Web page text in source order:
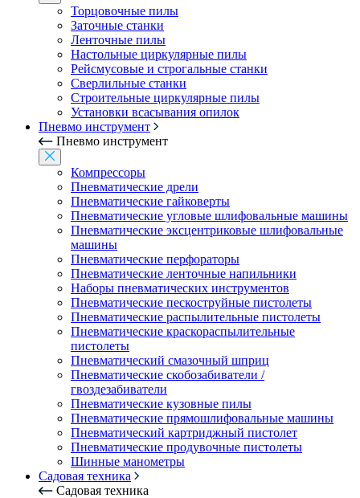
Торцовочные пилы
Заточные станки
Ленточные пилы
Настольные циркулярные пилы
Рейсмусовые и строгальные станки
Сверлильные станки
Строительные циркулярные пилы
Установки всасывания опилок
Пневмо инструмент
Пневмо инструмент
Компрессоры
Пневматические дрели
Пневматические гайковерты
Пневматические угловые шлифовальные машины
Пневматические эксцентриковые шлифовальные
машины
Пневматические перфораторы
Пневматические ленточные напильники
Наборы пневматических инструментов
Пневматические пескоструйные пистолеты
Пневматические распылительные пистолеты
Пневматические краскораспылительные
пистолеты
Пневматический смазочный шприц
Пневматические скобозабиватели /
гвоздезабиватели
Пневматические кузовные пилы
Пневматические прямошлифовальные машины
Пневматический картриджный пистолет
Пневматические продувочные пистолеты
Шинные манометры
Садовая техника
Садовая техника